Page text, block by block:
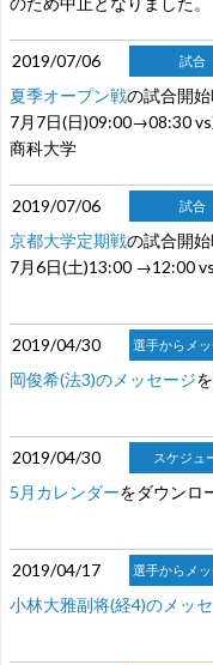
2019/07/06 試合
夏季オープン戦の試合開始
7月7日(日)09:00→08:30
商科大学
2019/07/06 試合
京都大学定期戦の試合開始
7月6日(土)13:00 →12:00
2019/04/30 選手からメ
岡俊希(法3)のメッセージ
2019/04/30 スケジュ
5月カレンダーをダウンロ
2019/04/17 選手からメ
小林大雅副将(経4)のメッ